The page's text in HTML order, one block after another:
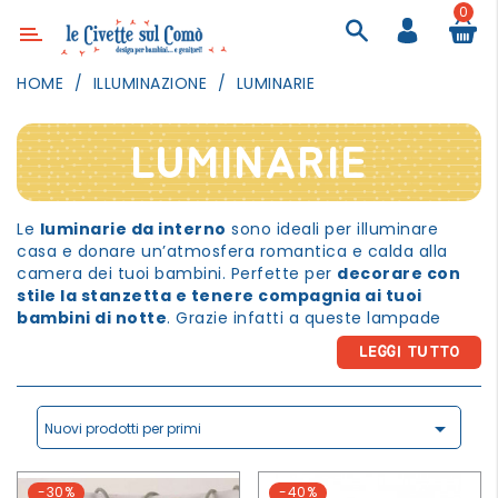
Categoria
ILLUMINAZIONE
TESSILI
DECORANDO
LE
PARETI
GIOCHI
FESTE
OUTDOOR
0
HOME ILLUMINAZIONE LUMINARIE
LUMINARIE
Le luminarie da interno sono ideali per illuminare
casa e donare un’atmosfera romantica e calda alla
camera dei tuoi bambini. Perfette per decorare con
stile la stanzetta e tenere compagnia ai tuoi
bambini di notte. Grazie infatti a queste lampade
notturne la cameretta farà meno paura e il sonno sarà
sicuramente migliore. Una moda molto ricercata negli
ultimi tempi è di illuminare conluci a forma di
lettere. Si tratta di un tipo di illuminazione che ha
riscontrato successo grazie a targhe o insegne
pubblicitarie. Le luminarie da arredamento per interni
possono essere di qualsiasi dimensione e dare vita ad
LEGGI TUTTO
Nuovi prodotti per primi 
-30% -40%